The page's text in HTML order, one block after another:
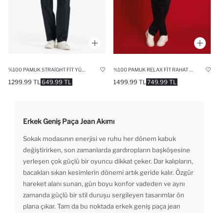
649.99 TL
1299.99 TL 749.99 TL
1499.99 TL
Erkek Geniş Paça Jean Akımı
Sokak modasının enerjisi ve ruhu her dönem kabuk
değiştirirken, son zamanlarda gardıropların başköşesine
yerleşen çok güçlü bir oyuncu dikkat çeker. Dar kalıpların,
bacakları sıkan kesimlerin dönemi artık geride kalır. Özgür
hareket alanı sunan, gün boyu konfor vadeden ve aynı
zamanda güçlü bir stil duruşu sergileyen tasarımlar ön
plana çıkar. Tam da bu noktada erkek geniş paça jean